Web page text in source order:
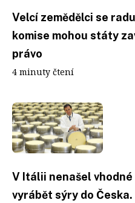
Velcí zemědělci se
komise mohou státy
právo
4 minuty čtení
V Itálii nenašel vhodné
vyrábět sýry do Česka.